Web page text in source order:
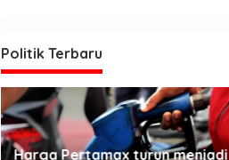
Politik Terbaru
Harga Pertamax turun menjadi